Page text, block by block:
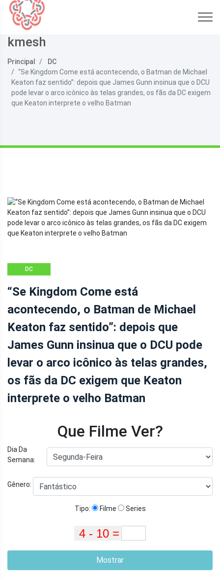
kmesh
Principal
DC
“Se Kingdom Come está acontecendo, o Batman de Michael
Keaton faz sentido”: depois que James Gunn insinua que o DCU
pode levar o arco icônico às telas grandes, os fãs da DC exigem
que Keaton interprete o velho Batman
DC
“Se Kingdom Come está
acontecendo, o Batman de Michael
Keaton faz sentido”: depois que
James Gunn insinua que o DCU pode
levar o arco icônico às telas grandes,
os fãs da DC exigem que Keaton
interprete o velho Batman
Que Filme Ver?
Dia Da
Semana:
Gênero:
Tipo: Filme Series
Mostrar